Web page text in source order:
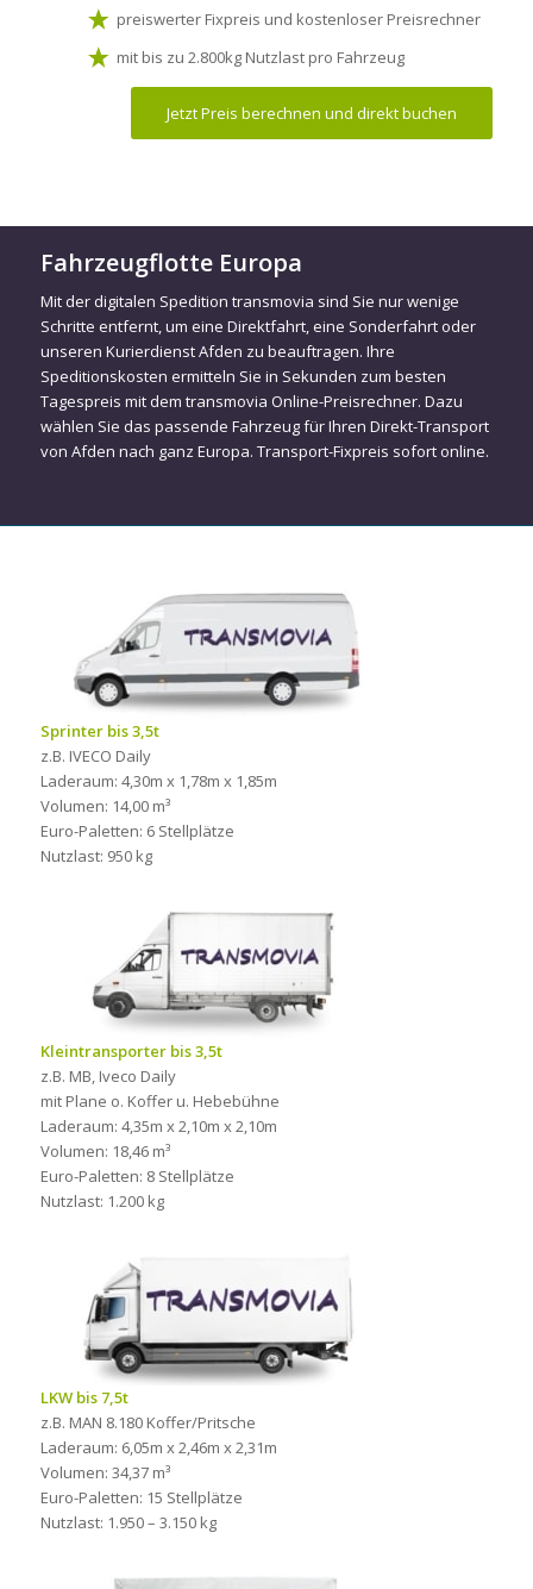
preiswerter Fixpreis und kostenloser Preisrechner
mit bis zu 2.800kg Nutzlast pro Fahrzeug
Jetzt Preis berechnen und direkt buchen
Fahrzeugflotte Europa
Mit der digitalen Spedition transmovia sind Sie nur wenige
Schritte entfernt, um eine Direktfahrt, eine Sonderfahrt oder
unseren Kurierdienst Afden zu beauftragen. Ihre
Speditionskosten ermitteln Sie in Sekunden zum besten
Tagespreis mit dem transmovia Online-Preisrechner. Dazu
wählen Sie das passende Fahrzeug für Ihren Direkt-Transport
von Afden nach ganz Europa. Transport-Fixpreis sofort online.
Sprinter bis 3,5t
z.B. IVECO Daily
Laderaum: 4,30m x 1,78m x 1,85m
Volumen: 14,00 m³
Euro-Paletten: 6 Stellplätze
Nutzlast: 950 kg
Kleintransporter bis 3,5t
z.B. MB, Iveco Daily
mit Plane o. Koffer u. Hebebühne
Laderaum: 4,35m x 2,10m x 2,10m
Volumen: 18,46 m³
Euro-Paletten: 8 Stellplätze
Nutzlast: 1.200 kg
LKW bis 7,5t
z.B. MAN 8.180 Koffer/Pritsche
Laderaum: 6,05m x 2,46m x 2,31m
Volumen: 34,37 m³
Euro-Paletten: 15 Stellplätze
Nutzlast: 1.950 – 3.150 kg